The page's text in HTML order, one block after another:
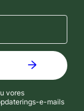
vores
e-mails